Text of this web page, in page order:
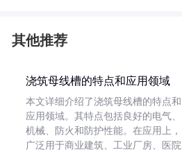
其他推荐
浇筑母线槽的特点和应用领域
本文详细介绍了浇筑母线槽的特点和
应用领域。其特点包括良好的电气、
机械、防火和防护性能。在应用上，
广泛用于商业建筑、工业厂房、医院